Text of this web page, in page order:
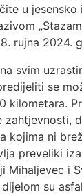
u jesensko
rujna 2024.
svim
se
kilometara.
zahtjevnosti,
kojima ni
preveliki
Mihaljevec i
su